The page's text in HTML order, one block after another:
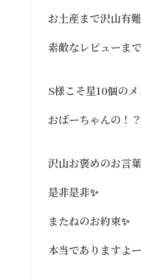
お土産まで沢山有
素敵なレビューま
S様こそ星10個の
おばーちゃんの！
沢山お褒めのお言
是非是非✨
またねのお約束✨
本当でありますよ